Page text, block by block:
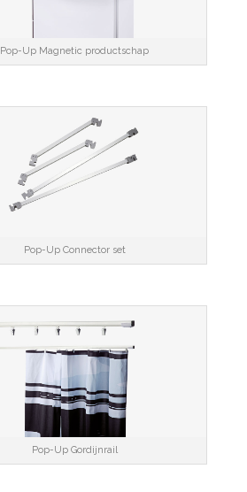
Pop-Up Magnetic productschap
Pop-Up Connector set
Pop-Up Gordijnrail